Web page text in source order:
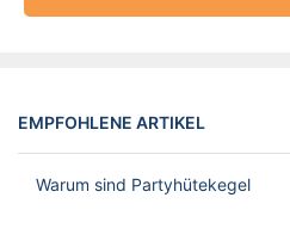
EMPFOHLENE ARTIKEL
Warum sind Partyhütekegel